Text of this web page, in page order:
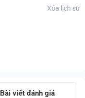
Xóa lịch sử
Bài viết đánh giá